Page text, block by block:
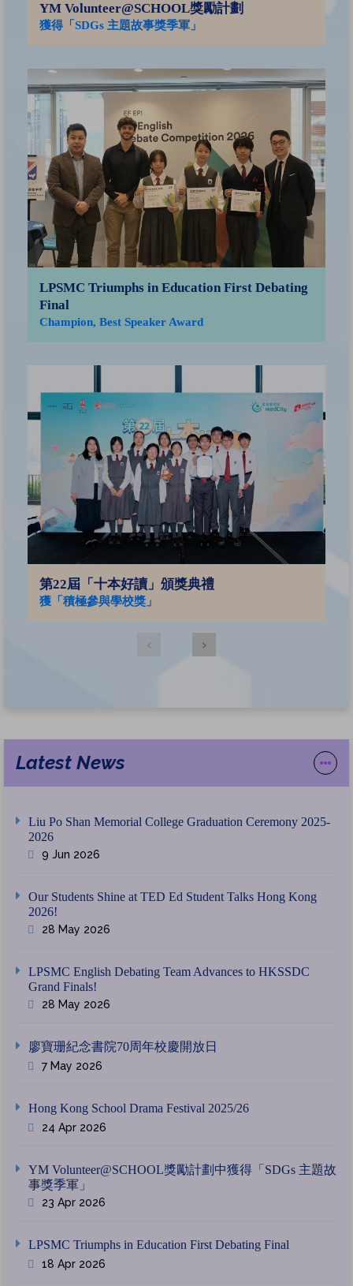
YM Volunteer@SCHOOL獎勵計劃
獲得「SDGs 主題故事獎季軍」
LPSMC Triumphs in Education First Debating
Final
Champion, Best Speaker Award
第22屆「十本好讀」頒獎典禮
獲「積極參與學校獎」
‹ ›
Latest News
Liu Po Shan Memorial College Graduation Ceremony 2025-
2026
9 Jun 2026
Our Students Shine at TED Ed Student Talks Hong Kong
2026!
28 May 2026
LPSMC English Debating Team Advances to HKSSDC
Grand Finals!
28 May 2026
廖寶珊紀念書院70周年校慶開放日
7 May 2026
Hong Kong School Drama Festival 2025/26
24 Apr 2026
YM Volunteer@SCHOOL獎勵計劃中獲得「SDGs 主題故
事獎季軍」
23 Apr 2026
LPSMC Triumphs in Education First Debating Final
18 Apr 2026